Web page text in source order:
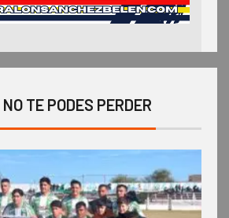
TE PODES PERDER